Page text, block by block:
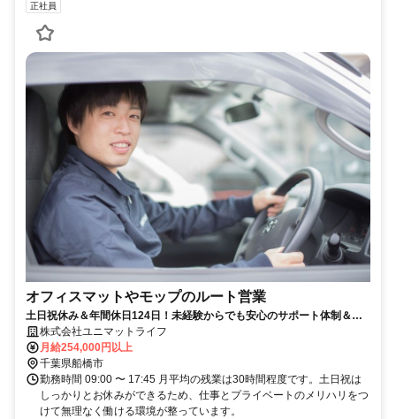
正社員
オフィスマットやモップのルート営業
土日祝休み＆年間休日124日！未経験からでも安心のサポート体制＆研
修制度あり！大手企業の安定基盤のもとで働くルート営業！
株式会社ユニマットライフ
月給254,000円以上
千葉県船橋市
勤務時間 09:00 〜 17:45 月平均の残業は30時間程度です。土日祝は
しっかりとお休みができるため、仕事とプライベートのメリハリをつ
けて無理なく働ける環境が整っています。